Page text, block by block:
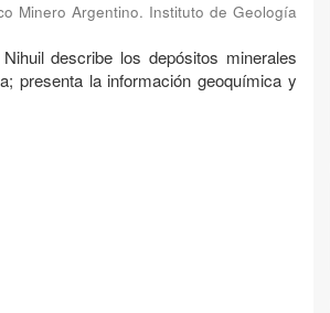
Minero Argentino. Instituto de Geología
describe los depósitos minerales
presenta la información geoquímica y